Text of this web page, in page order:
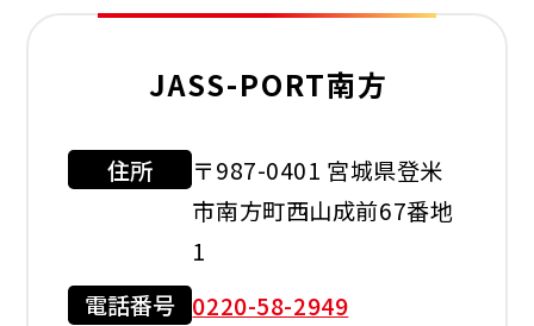
レスト
利用可能カード
JASS-PORT南方
住所
〒987-0401 宮城県登米
市南方町西山成前67番地
1
電話番号 0220-58-2949